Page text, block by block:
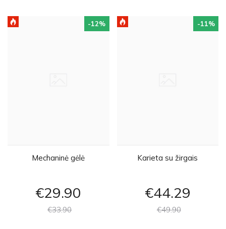
-12%
Mechaninė gėlė
€29 90
€3390
-11%
Karieta su žirgais
€44 29
€4990